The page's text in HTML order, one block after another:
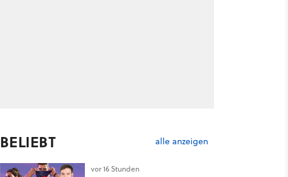
BELIEBT alle anzeigen
vor 16 Stunden